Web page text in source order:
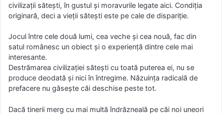
civilizaţii săteşti, în gustul şi moravurile legate aici. Condiţia
originară, deci a vieţii săteşti este pe cale de dispariţie.
Jocul între cele două lumi, cea veche şi cea nouă, fac din
satul românesc un obiect şi o experienţă dintre cele mai
interesante.
Destrămarea civilizaţiei săteşti cu toată puterea ei, nu se
produce deodată şi nici în întregime. Năzuinţa radicală de
prefacere nu găseşte căi deschise peste tot.
Dacă tinerii merg cu mai multă îndrăzneală pe căi noi uneori